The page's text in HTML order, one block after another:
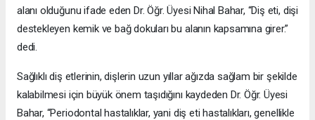
alanı olduğunu ifade eden Dr. Öğr. Üyesi Nihal Bahar, “Diş eti, dişi
destekleyen kemik ve bağ dokuları bu alanın kapsamına girer.”
dedi.
Sağlıklı diş etlerinin, dişlerin uzun yıllar ağızda sağlam bir şekilde
kalabilmesi için büyük önem taşıdığını kaydeden Dr. Öğr. Üyesi
Bahar, “Periodontal hastalıklar, yani diş eti hastalıkları, genellikle